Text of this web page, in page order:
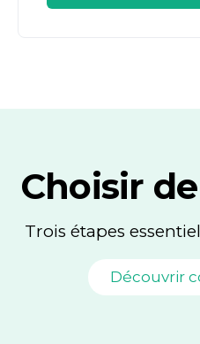
Choisir
Trois étapes
Découvrir